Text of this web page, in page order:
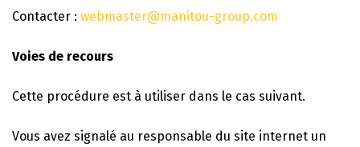
Contacter : webmaster@manitou-group.com
Voies de recours
Cette procédure est à utiliser dans le cas suivant.
Vous avez signalé au responsable du site internet un